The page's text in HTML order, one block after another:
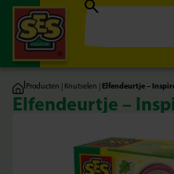
|Producten | Knutselen | Elfendeurtje –
Elfendeurtje –